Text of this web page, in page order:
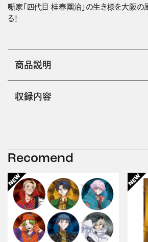
噺家「四代目 桂春團治」の生き様を大阪の
る！
商品説明
収録内容
Recomend